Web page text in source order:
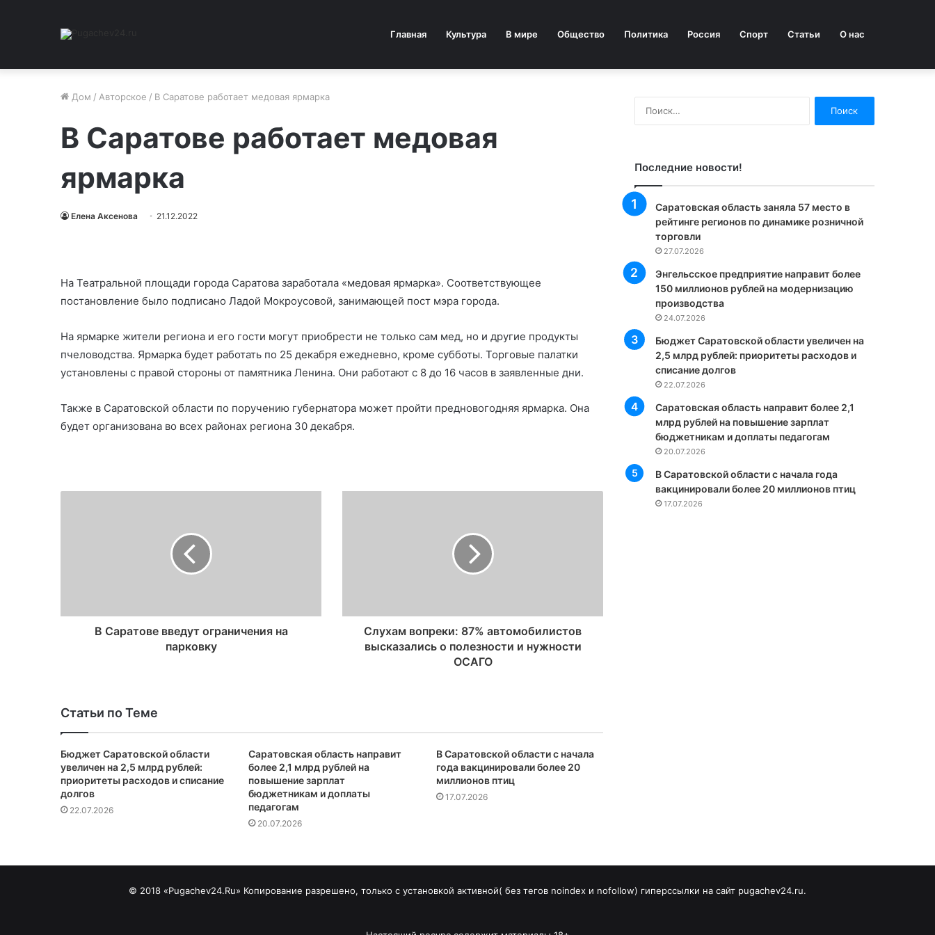
Главная Культура В мире Общество Политика Россия Спорт Статьи О нас
Дом / Авторское / В Саратове работает медовая ярмарка
В Саратове работает медовая
ярмарка
Елена Аксенова 21.12.2022
На Театральной площади города Саратова заработала «медовая ярмарка». Соответствующее
постановление было подписано Ладой Мокроусовой, занимающей пост мэра города.
На ярмарке жители региона и его гости могут приобрести не только сам мед, но и другие продукты
пчеловодства. Ярмарка будет работать по 25 декабря ежедневно, кроме субботы. Торговые палатки
установлены с правой стороны от памятника Ленина. Они работают с 8 до 16 часов в заявленные дни.
Также в Саратовской области по поручению губернатора может пройти предновогодняя ярмарка. Она
будет организована во всех районах региона 30 декабря.
В Саратове введут ограничения на
парковку
Слухам вопреки: 87% автомобилистов
высказались о полезности и нужности
ОСАГО
Статьи по Теме
Бюджет Саратовской области
увеличен на 2,5 млрд рублей:
приоритеты расходов и списание
долгов
22.07.2026
Саратовская область направит
более 2,1 млрд рублей на
повышение зарплат
бюджетникам и доплаты
педагогам
20.07.2026
В Саратовской области с начала
года вакцинировали более 20
миллионов птиц
17.07.2026
Последние новости!
Саратовская область заняла 57 место в
рейтинге регионов по динамике розничной
торговли
27.07.2026
Энгельсское предприятие направит более
150 миллионов рублей на модернизацию
производства
24.07.2026
Бюджет Саратовской области увеличен на
2,5 млрд рублей: приоритеты расходов и
списание долгов
22.07.2026
Саратовская область направит более 2,1
млрд рублей на повышение зарплат
бюджетникам и доплаты педагогам
20.07.2026
В Саратовской области с начала года
вакцинировали более 20 миллионов птиц
17.07.2026
© 2018 «Pugachev24.Ru» Копирование разрешено, только с установкой активной( без тегов noindex и nofollow) гиперссылки на сайт pugachev24.ru.